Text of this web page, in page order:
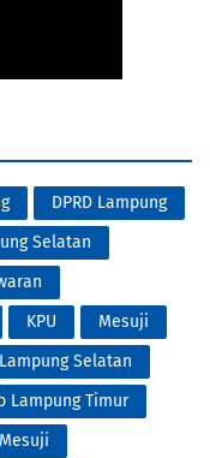
DPRD Lampung
Selatan
KPU
Mesuji
Selatan
Lampung Timur